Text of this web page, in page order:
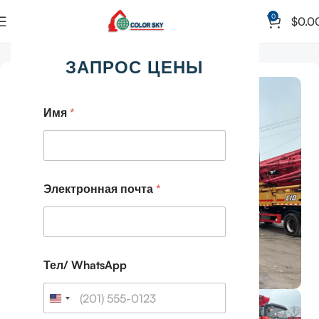
ЗАПРОС ЦЕНЫ
Имя*
Электронная почта*
Тел/ WhatsApp
0 $